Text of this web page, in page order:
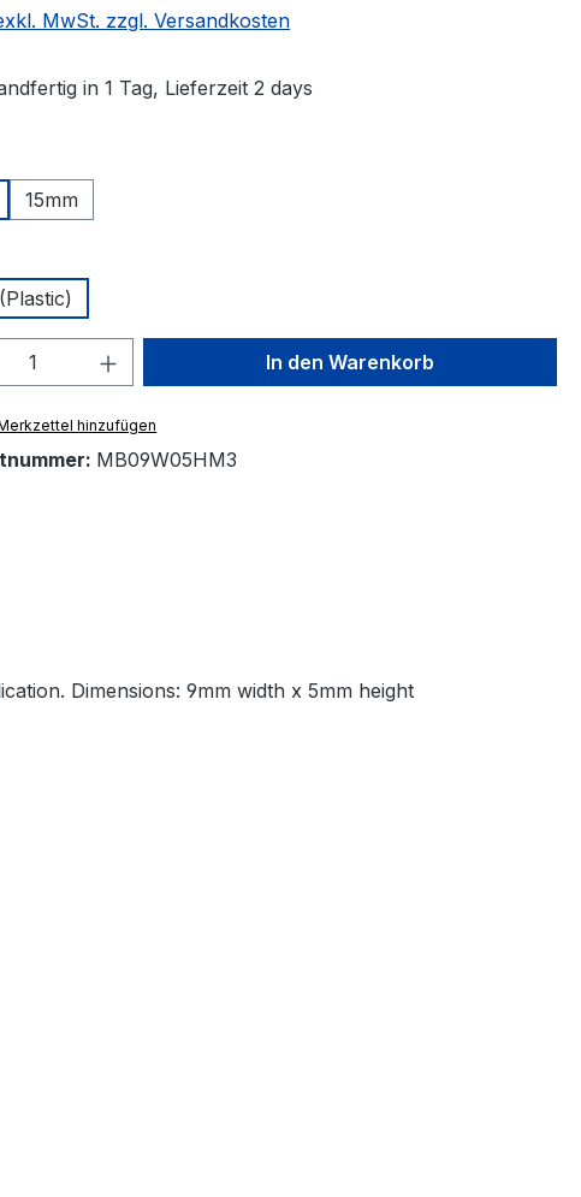
MwSt. zzgl. Versandkosten
in 1 Tag, Lieferzeit 2 days
15mm
Anzahl: Gib den gewünschten Wert
In den Warenkorb
hinzufügen
MB09W05HM3
Dimensions: 9mm width x 5mm height